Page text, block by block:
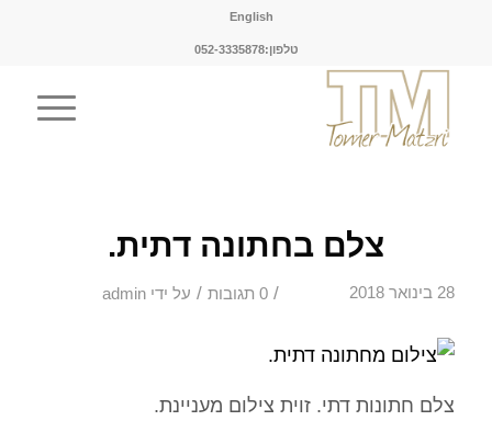
English
טלפון:052-3335878
צלם בחתונה דתית.
28 בינואר 2018 / 0 תגובות / על ידי admin
צלם חתונות דתי. זוית צילום מעניינת.